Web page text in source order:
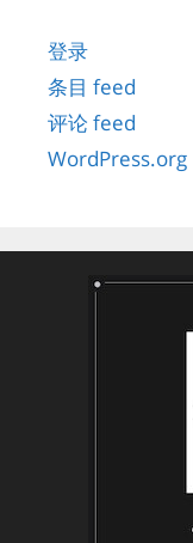
登录
条目 feed
评论 feed
WordPress.org